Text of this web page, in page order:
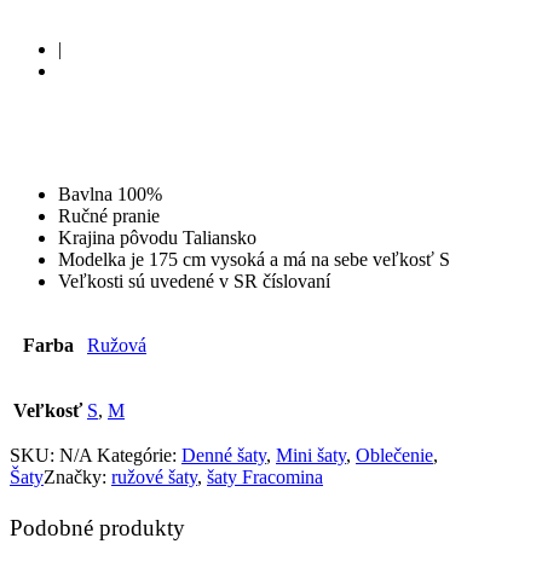
|
Bavlna 100%
Ručné pranie
Krajina pôvodu Taliansko
Modelka je 175 cm vysoká a má na sebe veľkosť S
Veľkosti sú uvedené v SR číslovaní
Farba Ružová
Veľkosť S, M
SKU: N/A Kategórie: Denné šaty, Mini šaty, Oblečenie,
ŠatyZnačky: ružové šaty, šaty Fracomina
Podobné produkty